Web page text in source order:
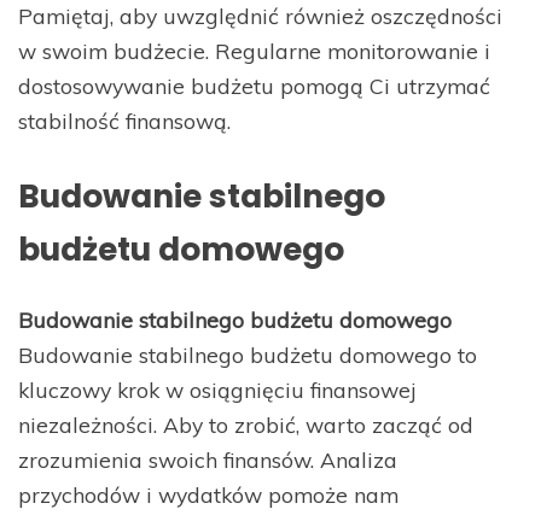
Pamiętaj, aby uwzględnić również oszczędności
w swoim budżecie. Regularne monitorowanie i
dostosowywanie budżetu pomogą Ci utrzymać
stabilność finansową.
Budowanie stabilnego
budżetu domowego
Budowanie stabilnego budżetu domowego
Budowanie stabilnego budżetu domowego to
kluczowy krok w osiągnięciu finansowej
niezależności. Aby to zrobić, warto zacząć od
zrozumienia swoich finansów. Analiza
przychodów i wydatków pomoże nam